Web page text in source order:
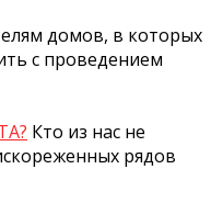
домов, в которых
с проведением
Кто из нас не
рядов